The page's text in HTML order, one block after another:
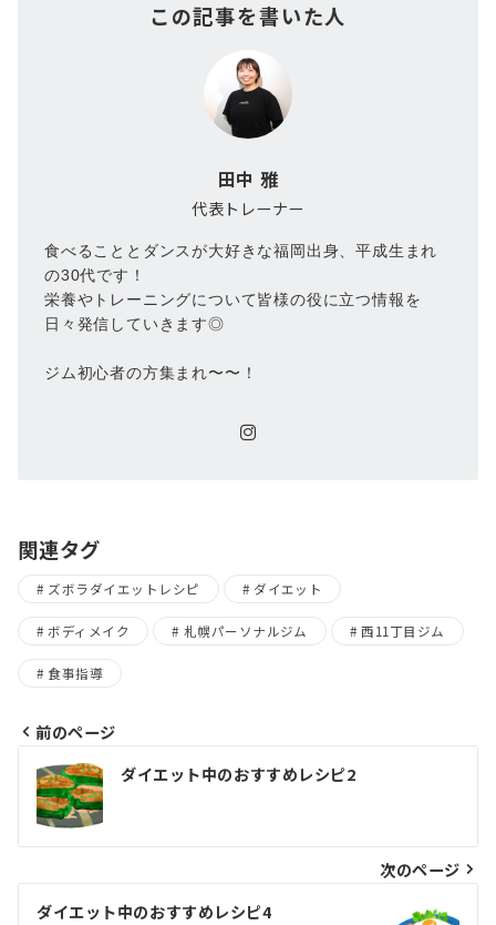
この記事を書いた人
田中 雅
代表トレーナー
食べることとダンスが大好きな福岡出身、平成生まれ
の30代です！
栄養やトレーニングについて皆様の役に立つ情報を
日々発信していきます◎
ジム初心者の方集まれ〜〜！
関連タグ
ズボラダイエットレシピ ダイエット
ボディメイク 札幌パーソナルジム 西11丁目ジム
食事指導
投
稿
ナ
ビ
ゲ
前のページ
ダイエット中のおすすめレシピ2
次のページ
ダイエット中のおすすめレシピ4